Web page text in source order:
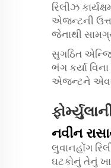
રિલીઝ
એજન્ટની
જેનાથી
સુગઠિત
ભંગ કર્યા
એજન્ટને એવા
નવીન
લુવાનહોંગ
ઘટકોનું તેનું